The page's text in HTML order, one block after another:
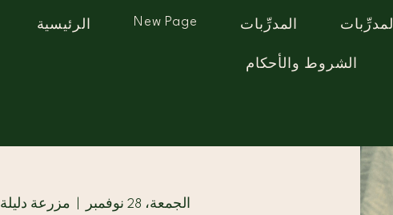
الرئيسية New Page المدرِّبات المدرِّبات
الشروط والأحكام
الجمعة، 28 نوفمبر مزرعة دليلة